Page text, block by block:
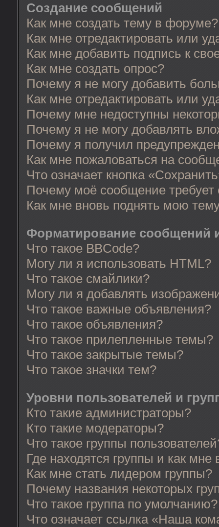
Создание сообщений
Как мне создать тему в форуме?
Как мне отредактировать или
Как мне добавить подпись к
Как мне создать опрос?
Почему я не могу добавить
Как мне отредактировать или
Почему мне недоступны
Почему я не могу добавлять
Почему я получил
Как мне пожаловаться на
Что означает кнопка
Почему моё сообщение требует
Как мне вновь поднять мою
Форматирование сообщений
Что такое BBCode?
Могу ли я использовать HTML?
Что такое смайлики?
Могу ли я добавлять
Что такое важные объявления?
Что такое объявления?
Что такое прилепленные темы?
Что такое закрытые темы?
Что такое значки тем?
Уровни пользователей и
Кто такие администраторы?
Кто такие модераторы?
Что такое группы
Где находятся группы и как мне
Как мне стать лидером группы?
Почему названия некоторых
Что такое группа по умолчанию?
Что означает ссылка «Наша